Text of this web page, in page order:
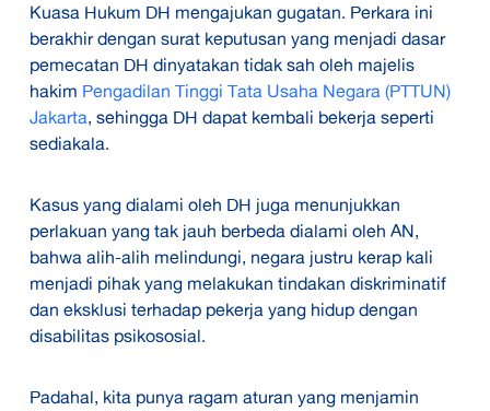
Kuasa Hukum DH mengajukan gugatan. Perkara ini
berakhir dengan surat keputusan yang menjadi dasar
pemecatan DH dinyatakan tidak sah oleh majelis
hakim Pengadilan Tinggi Tata Usaha Negara (PTTUN)
Jakarta, sehingga DH dapat kembali bekerja seperti
sediakala.
Kasus yang dialami oleh DH juga menunjukkan
perlakuan yang tak jauh berbeda dialami oleh AN,
bahwa alih-alih melindungi, negara justru kerap kali
menjadi pihak yang melakukan tindakan diskriminatif
dan eksklusi terhadap pekerja yang hidup dengan
disabilitas psikososial.
Padahal, kita punya ragam aturan yang menjamin